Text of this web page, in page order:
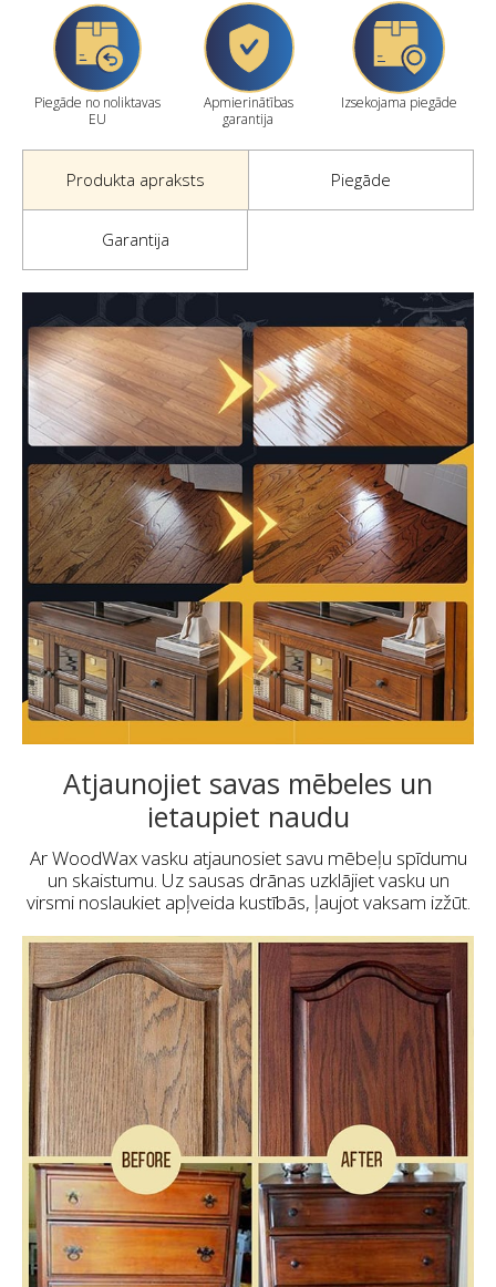
Piegāde no noliktavas
EU
Apmierinātības
garantija
Izsekojama piegāde
Produkta apraksts Piegāde
Garantija
Atjaunojiet savas mēbeles un
ietaupiet naudu
Ar WoodWax vasku atjaunosiet savu mēbeļu spīdumu
un skaistumu. Uz sausas drānas uzklājiet vasku un
virsmi noslaukiet apļveida kustībās, ļaujot vaksam izžūt.